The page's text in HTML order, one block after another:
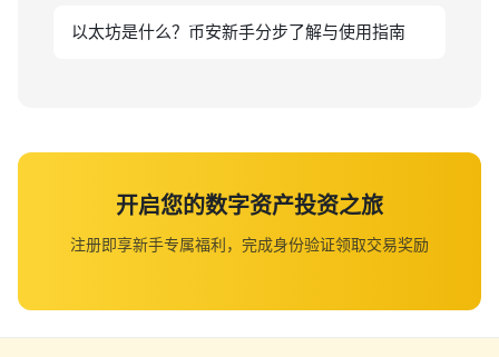
以太坊是什么？币安新手分步了解与使用指南
开启您的数字资产投资之旅
注册即享新手专属福利，完成身份验证领取交易奖励